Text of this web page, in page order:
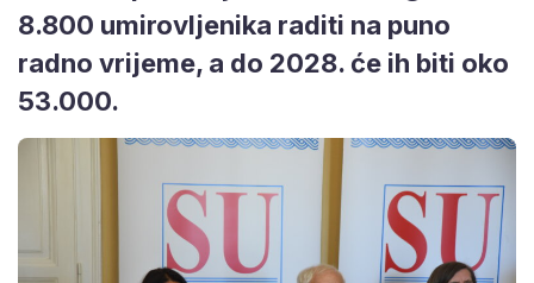
8.800 umirovljenika raditi na puno
radno vrijeme, a do 2028. će ih biti oko
53.000.